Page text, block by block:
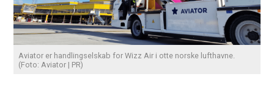
Aviator er handlingselskab for Wizz Air i otte norske lufthavne.
(Foto: Aviator | PR)